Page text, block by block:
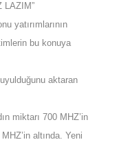
LAZIM”
yatırımlarının
bu konuya
aktaran
miktarı 700 MHZ’in
altında. Yeni